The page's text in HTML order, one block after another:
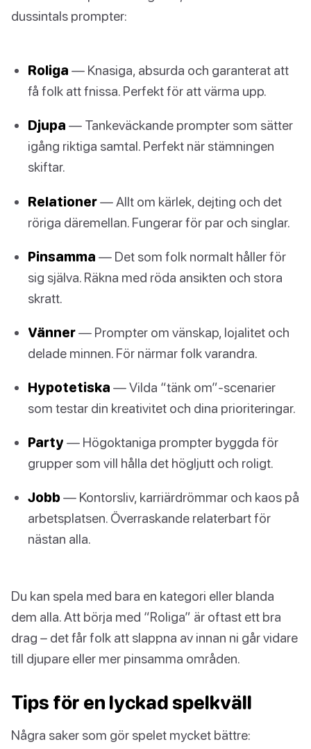
dussintals prompter:
Roliga — Knasiga, absurda och garanterat att
få folk att fnissa. Perfekt för att värma upp.
Djupa — Tankeväckande prompter som sätter
igång riktiga samtal. Perfekt när stämningen
skiftar.
Relationer— Allt om kärlek, dejting och det
röriga däremellan. Fungerar för par och singlar.
Pinsamma — Det som folk normalt håller för
sig själva. Räkna med röda ansikten och stora
skratt.
Vänner— Prompter om vänskap, lojalitet och
delade minnen. För närmar folk varandra.
Hypotetiska — Vilda “tänk om”-scenarier
som testar din kreativitet och dina prioriteringar.
Party — Högoktaniga prompter byggda för
grupper som vill hålla det högljutt och roligt.
Jobb— Kontorsliv, karriärdrömmar och kaos på
arbetsplatsen. Överraskande relaterbart för
nästan alla.
Du kan spela med bara en kategori eller blanda
dem alla. Att börja med “Roliga” är oftast ett bra
drag – det får folk att slappna av innan ni går vidare
till djupare eller mer pinsamma områden.
Tips för en lyckad spelkväll
Några saker som gör spelet mycket bättre: